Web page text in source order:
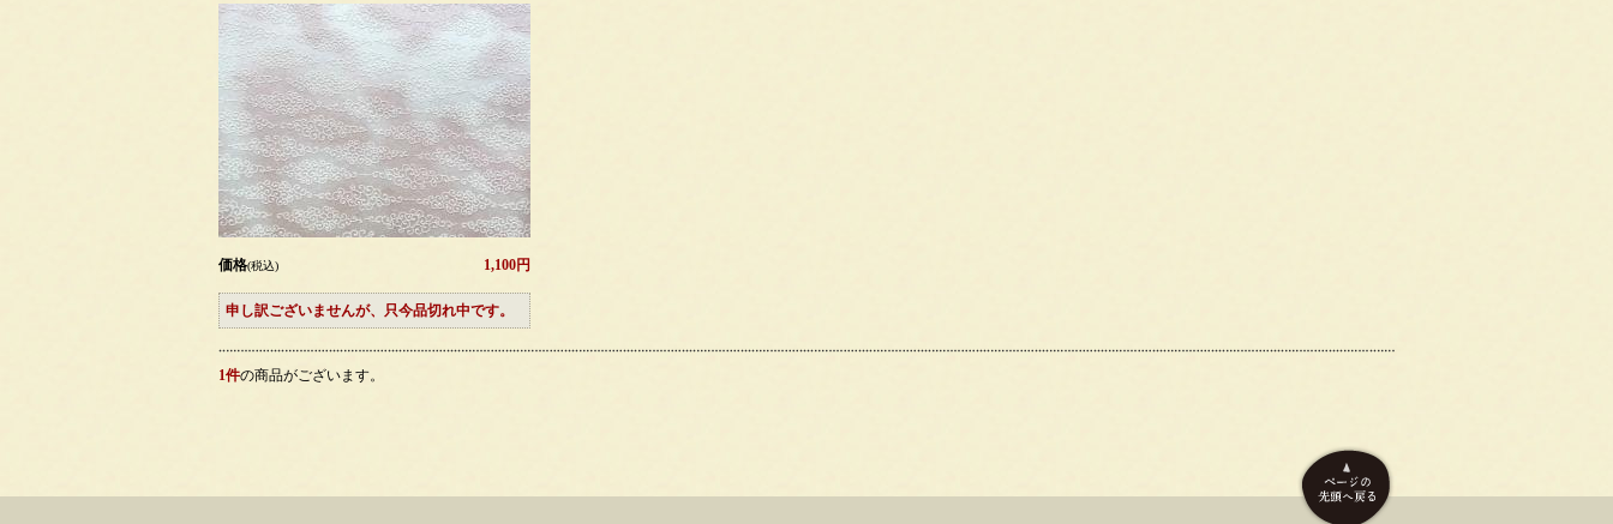
価格(税込) 1,100円
申し訳ございませんが、只今品切れ中です。
1件の商品がございます。